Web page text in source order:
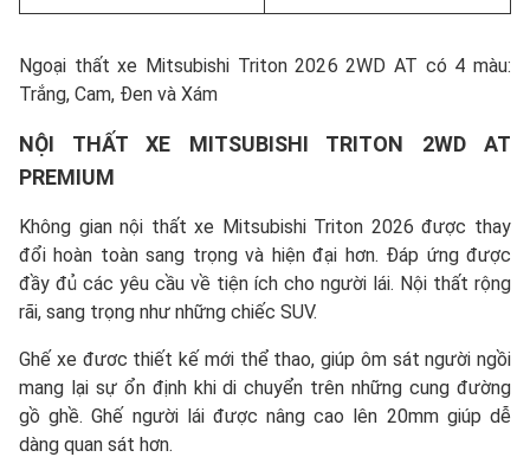
Ngoại thất xe Mitsubishi Triton 2026 2WD AT có 4 màu:
Trắng, Cam, Đen và Xám
NỘI THẤT XE MITSUBISHI TRITON 2WD AT
PREMIUM
Không gian nội thất xe Mitsubishi Triton 2026 được thay
đổi hoàn toàn sang trọng và hiện đại hơn. Đáp ứng được
đầy đủ các yêu cầu về tiện ích cho người lái. Nội thất rộng
rãi, sang trọng như những chiếc SUV.
Ghế xe đươc thiết kế mới thể thao, giúp ôm sát người ngồi
mang lại sự ổn định khi di chuyển trên những cung đường
gồ ghề. Ghế người lái được nâng cao lên 20mm giúp dễ
dàng quan sát hơn.